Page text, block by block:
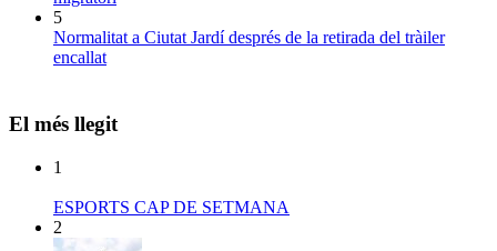
5
Normalitat a Ciutat Jardí després de la retirada del tràiler
encallat
El més llegit
1
ESPORTS CAP DE SETMANA
2